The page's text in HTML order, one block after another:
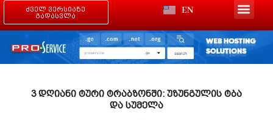
ძველ ვერსიაზე
გადასვლა
EN
3 დღიანი ტური ტრაბზონში: უზუნგულის ტბა
და სუმელა